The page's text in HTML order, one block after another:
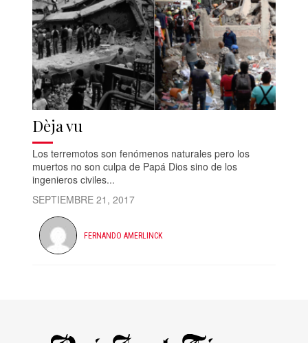
Dèja vu
Los terremotos son fenómenos naturales pero los
muertos no son culpa de Papá Dios sino de los
ingenieros civiles...
SEPTIEMBRE 21, 2017
FERNANDO AMERLINCK